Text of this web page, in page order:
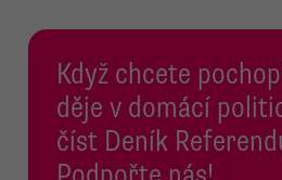
Když chcete
děje v domácí
číst Deník